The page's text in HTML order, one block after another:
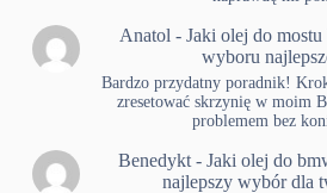
Anatol - Jaki olej do
wyboru
Bardzo przydatny poradnik!
zresetować skrzynię w moim
problemem bez
Benedykt- Jaki olej do
najlepszy wybór dla